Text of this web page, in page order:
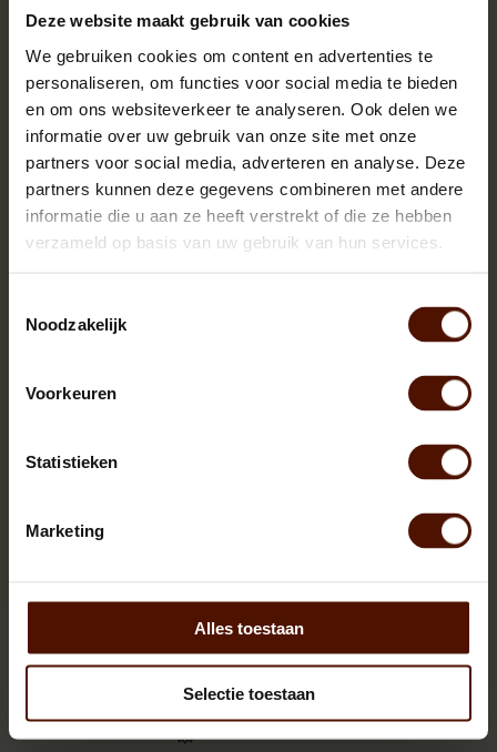
Deze website maakt gebruik van cookies
We gebruiken cookies om content en advertenties te
personaliseren, om functies voor social media te bieden
en om ons websiteverkeer te analyseren. Ook delen we
informatie over uw gebruik van onze site met onze
partners voor social media, adverteren en analyse. Deze
partners kunnen deze gegevens combineren met andere
informatie die u aan ze heeft verstrekt of die ze hebben
verzameld op basis van uw gebruik van hun services.
Noodzakelijk
Voorkeuren
Statistieken
Marketing
Alles toestaan
Selectie toestaan
Hele pallets | ca.1000 blokken |
ca.120x80x200cm. | bloklengte ca.25 cm.
Meerpalletkorting